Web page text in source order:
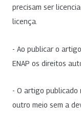
precisam ser
licença.
- Ao publicar o
ENAP os direitos
- O artigo publicado
outro meio sem a